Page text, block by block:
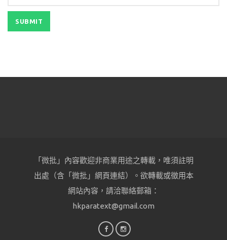
「微批」內容歡迎非商業用途之轉載，唯須註明
出處（含「微批」網頁連結）。欲轉載或徵用本
網站內容，請洽聯絡郵箱：
hkparatext@gmail.com